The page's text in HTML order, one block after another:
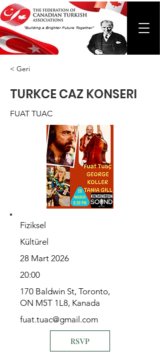
< Geri
TURKCE CAZ KONSERI
FUAT TUAC
Fiziksel
Kültürel
28 Mart 2026
20:00
170 Baldwin St, Toronto,
ON M5T 1L8, Kanada
fuat.tuac@gmail.com
RSVP